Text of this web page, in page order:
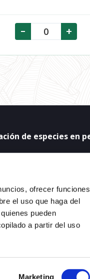
ofrecer funciones
el uso que haga del
pueden
a partir del uso
Marketing
- +
de especies en
TREN +